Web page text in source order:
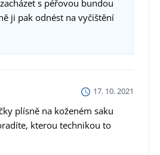
s péřovou bundou
ji pak odnést na vyčištění
17. 10. 2021
plísně na koženém saku
kterou technikou to